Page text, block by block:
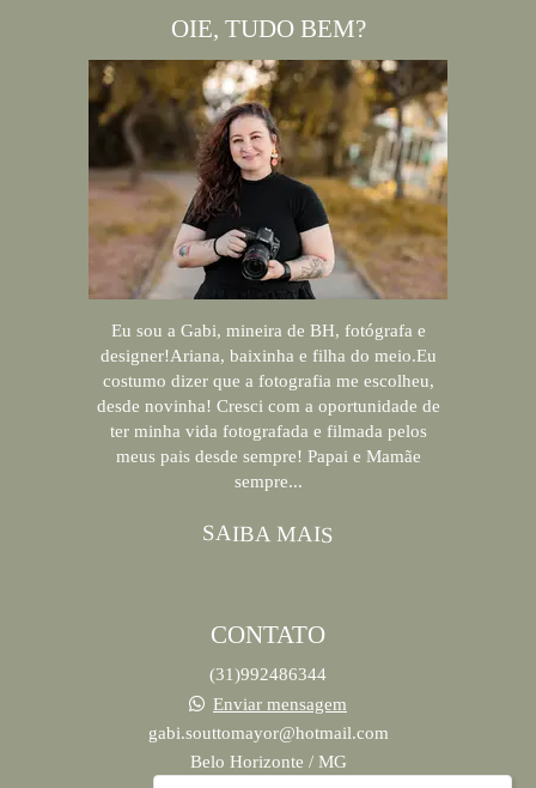
OIE, TUDO BEM?
Eu sou a Gabi, mineira de BH, fotógrafa e
designer!Ariana, baixinha e filha do meio.Eu
costumo dizer que a fotografia me escolheu,
desde novinha! Cresci com a oportunidade de
ter minha vida fotografada e filmada pelos
meus pais desde sempre! Papai e Mamãe
sempre...
SAIBA MAIS
CONTATO
(31)992486344
Enviar mensagem
gabi.souttomayor@hotmail.com
Belo Horizonte / MG